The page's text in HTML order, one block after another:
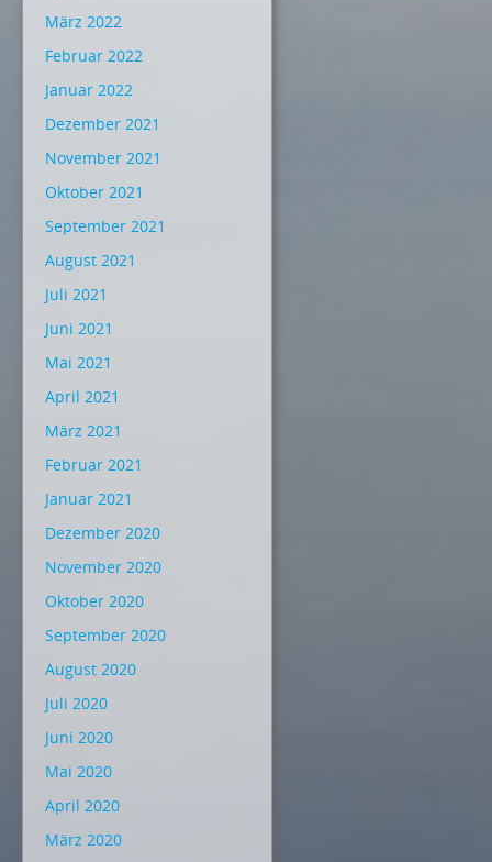
März 2022
Februar 2022
Januar 2022
Dezember 2021
November 2021
Oktober 2021
September 2021
August 2021
Juli 2021
Juni 2021
Mai 2021
April 2021
März 2021
Februar 2021
Januar 2021
Dezember 2020
November 2020
Oktober 2020
September 2020
August 2020
Juli 2020
Juni 2020
Mai 2020
April 2020
März 2020